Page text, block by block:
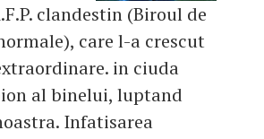
clandestin (Biroul de
care l-a crescut
in ciuda
al binelui, luptand
Infatisarea